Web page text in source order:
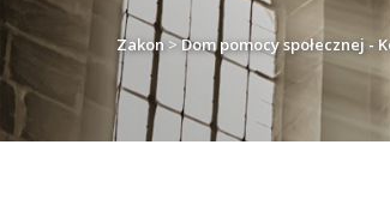
Zakon>Dom pomocy społecznej